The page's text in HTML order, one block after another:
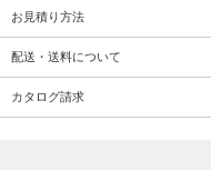
お見積り方法
配送・送料について
カタログ請求